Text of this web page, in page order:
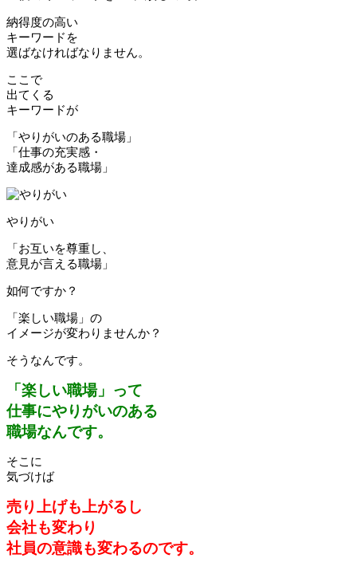
納得度の高い
キーワードを
選ばなければなりません。
ここで
出てくる
キーワードが
「やりがいのある職場」
「仕事の充実感・
達成感がある職場」
やりがい
「お互いを尊重し、
意見が言える職場」
如何ですか？
「楽しい職場」の
イメージが変わりませんか？
そうなんです。
「楽しい職場」って
仕事にやりがいのある
職場なんです。
そこに
気づけば
売り上げも上がるし
会社も変わり
社員の意識も変わるのです。